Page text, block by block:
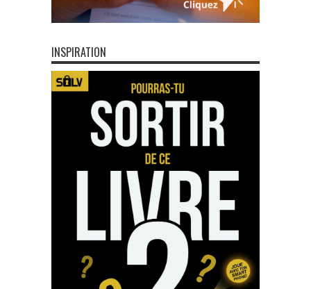
INSPIRATION